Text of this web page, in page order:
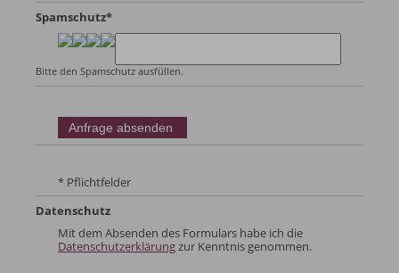
Spamschutz*
Bitte den Spamschutz ausfüllen.
* Pflichtfelder
Datenschutz
Mit dem Absenden des Formulars habe ich die
Datenschutzerklärungzur Kenntnis genommen.